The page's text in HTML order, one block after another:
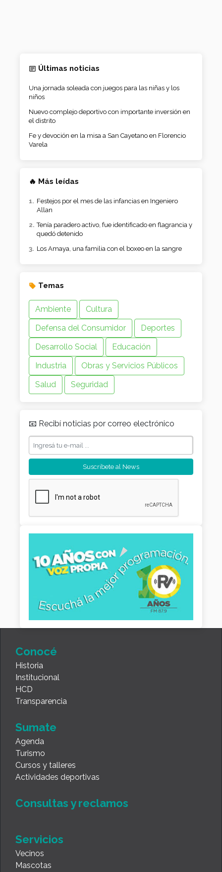
Últimas noticias
Una jornada soleada con juegos para las niñas y los
niños
Nuevo complejo deportivo con importante inversión en
el distrito
Fe y devoción en la misa a San Cayetano en Florencio
Varela
🔥 Más leídas
Festejos por el mes de las infancias en Ingeniero
Allan
Tenía paradero activo, fue identificado en flagrancia y
quedó detenido
Los Amaya, una familia con el boxeo en la sangre
Temas
Ambiente
Cultura
Defensa del Consumidor
Deportes
Desarrollo Social
Educación
Industria
Obras y Servicios Públicos
Salud
Seguridad
📧 Recibí noticias por correo electrónico
Conocé
Historia
Institucional
HCD
Transparencia
Sumate
Agenda
Turismo
Cursos y talleres
Actividades deportivas
Consultas y reclamos
Servicios
Vecinos
Mascotas